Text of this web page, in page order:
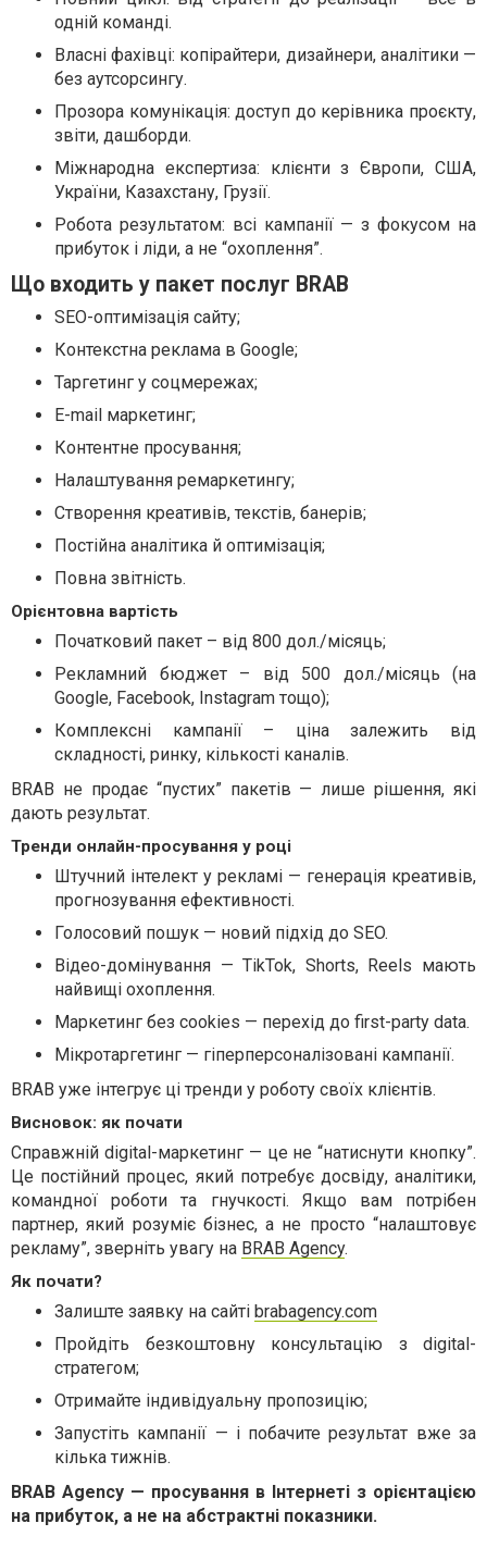
одній команді.
Власні фахівці: копірайтери, дизайнери, аналітики —
без аутсорсингу.
Прозора комунікація: доступ до керівника проєкту,
звіти, дашборди.
Міжнародна експертиза: клієнти з Європи, США,
України, Казахстану, Грузії.
Робота результатом: всі кампанії — з фокусом на
прибуток і ліди, а не “охоплення”.
Що входить у пакет послуг BRAB
SEO-оптимізація сайту;
Контекстна реклама в Google;
Таргетинг у соцмережах;
E-mail маркетинг;
Контентне просування;
Налаштування ремаркетингу;
Створення креативів, текстів, банерів;
Постійна аналітика й оптимізація;
Повна звітність.
Орієнтовна вартість
Початковий пакет – від 800 дол./місяць;
Рекламний бюджет – від 500 дол./місяць (на
Google, Facebook, Instagram тощо);
Комплексні кампанії – ціна залежить від
складності, ринку, кількості каналів.
BRAB не продає “пустих” пакетів — лише рішення, які
дають результат.
Тренди онлайн-просування у році
Штучний інтелект у рекламі — генерація креативів,
прогнозування ефективності.
Голосовий пошук — новий підхід до SEO.
Відео-домінування — TikTok, Shorts, Reels мають
найвищі охоплення.
Маркетинг без cookies — перехід до first-party data.
Мікротаргетинг — гіперперсоналізовані кампанії.
BRAB уже інтегрує ці тренди у роботу своїх клієнтів.
Висновок: як почати
Справжній digital-маркетинг — це не “натиснути кнопку”.
Це постійний процес, який потребує досвіду, аналітики,
командної роботи та гнучкості. Якщо вам потрібен
партнер, який розуміє бізнес, а не просто “налаштовує
рекламу”, зверніть увагу на BRAB Agency.
Як почати?
Залиште заявку на сайті brabagency.com
Пройдіть безкоштовну консультацію з digital-
стратегом;
Отримайте індивідуальну пропозицію;
Запустіть кампанії — і побачите результат вже за
кілька тижнів.
BRAB Agency — просування в Інтернеті з орієнтацією
на прибуток, а не на абстрактні показники.